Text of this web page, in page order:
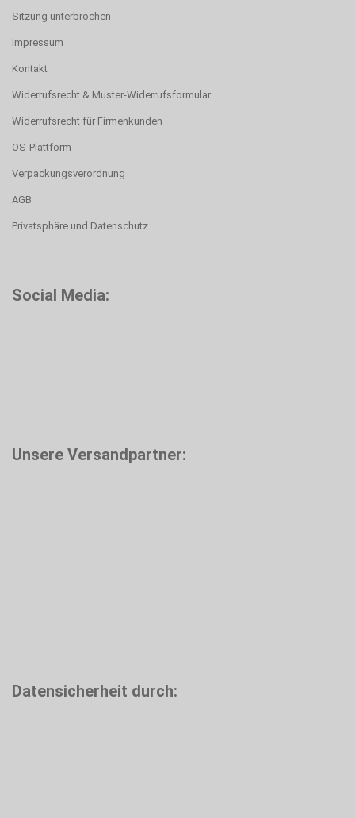
Sitzung unterbrochen
Impressum
Kontakt
Widerrufsrecht & Muster-Widerrufsformular
Widerrufsrecht für Firmenkunden
OS-Plattform
Verpackungsverordnung
AGB
Privatsphäre und Datenschutz
Social Media:
Unsere Versandpartner:
Datensicherheit durch: